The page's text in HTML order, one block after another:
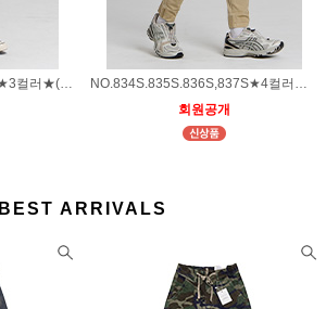
NO.ST22S,ST23S,ST24S★3컬러★(다크카키/그레이/베이지)베이직핏 스판 카고팬츠
NO.834S.835S.836S,837S★4컬러★(블랙/카키/아이보리/베이지)무릎절개 슬림일자 조거팬츠
회원공개
BEST ARRIVALS